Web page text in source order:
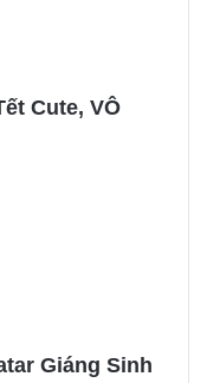
Cute, VÔ
Giáng Sinh